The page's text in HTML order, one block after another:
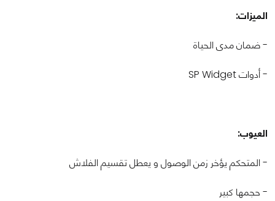
الميزات:
- ضمان مدى الحياة
- أدوات SP Widget
العيوب:
- المتحكم يؤخر زمن الوصول و يعطل تقسيم الفلاش
- حجمها كبير